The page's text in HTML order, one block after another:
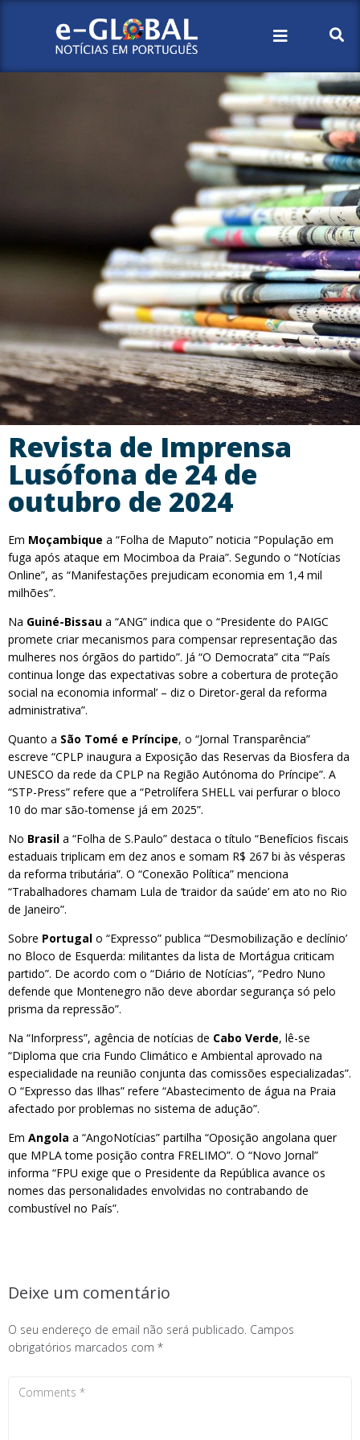
Revista de Imprensa
Lusófona de 24 de
outubro de 2024
Em Moçambique a “Folha de Maputo” noticia “População em
fuga após ataque em Mocimboa da Praia”. Segundo o “Notícias
Online”, as “Manifestações prejudicam economia em 1,4 mil
milhões”.
Na Guiné-Bissau a “ANG” indica que o “Presidente do PAIGC
promete criar mecanismos para compensar representação das
mulheres nos órgãos do partido”. Já “O Democrata” cita “‘País
continua longe das expectativas sobre a cobertura de proteção
social na economia informal’ – diz o Diretor-geral da reforma
administrativa”.
Quanto a São Tomé e Príncipe, o “Jornal Transparência”
escreve “CPLP inaugura a Exposição das Reservas da Biosfera da
UNESCO da rede da CPLP na Região Autónoma do Príncipe”. A
“STP-Press” refere que a “Petrolífera SHELL vai perfurar o bloco
10 do mar são-tomense já em 2025”.
No Brasil a “Folha de S.Paulo” destaca o título “Benefícios fiscais
estaduais triplicam em dez anos e somam R$ 267 bi às vésperas
da reforma tributária”. O “Conexão Política” menciona
“Trabalhadores chamam Lula de ‘traidor da saúde’ em ato no Rio
de Janeiro”.
Sobre Portugal o “Expresso” publica “‘Desmobilização e declínio’
no Bloco de Esquerda: militantes da lista de Mortágua criticam
partido”. De acordo com o “Diário de Notícias”, “Pedro Nuno
defende que Montenegro não deve abordar segurança só pelo
prisma da repressão”.
Na “Inforpress”, agência de notícias de Cabo Verde, lê-se
“Diploma que cria Fundo Climático e Ambiental aprovado na
especialidade na reunião conjunta das comissões especializadas”.
O “Expresso das Ilhas” refere “Abastecimento de água na Praia
afectado por problemas no sistema de adução”.
Em Angola a “AngoNotícias” partilha “Oposição angolana quer
que MPLA tome posição contra FRELIMO”. O “Novo Jornal”
informa “FPU exige que o Presidente da República avance os
nomes das personalidades envolvidas no contrabando de
combustível no País”.
Deixe um comentário
O seu endereço de email não será publicado. Campos
obrigatórios marcados com *